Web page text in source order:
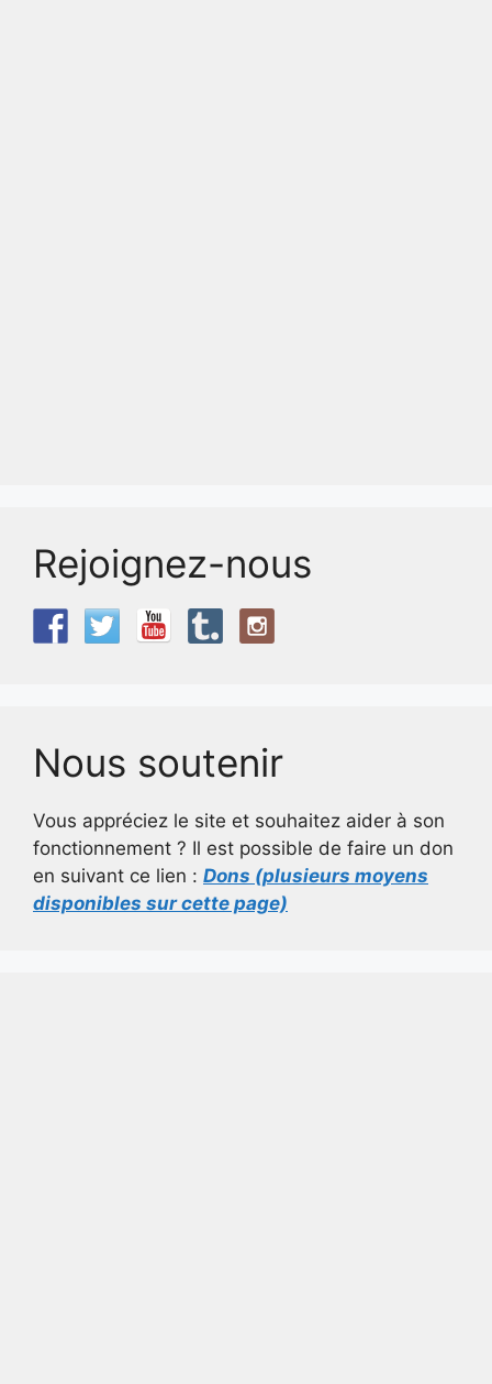
Rejoignez-nous
Nous soutenir
Vous appréciez le site et souhaitez aider à son
fonctionnement ? Il est possible de faire un don
en suivant ce lien : Dons (plusieurs moyens
disponibles sur cette page)